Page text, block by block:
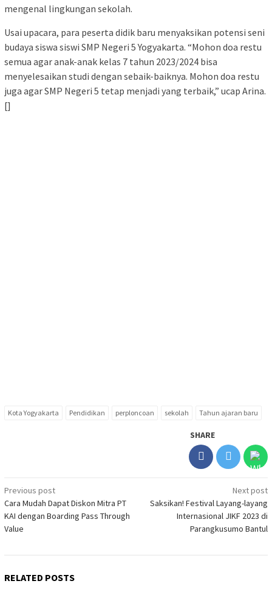
mengenal lingkungan sekolah.
Usai upacara, para peserta didik baru menyaksikan potensi seni
budaya siswa siswi SMP Negeri 5 Yogyakarta. “Mohon doa restu
semua agar anak-anak kelas 7 tahun 2023/2024 bisa
menyelesaikan studi dengan sebaik-baiknya. Mohon doa restu
juga agar SMP Negeri 5 tetap menjadi yang terbaik,” ucap Arina.
[]
Kota Yogyakarta Pendidikan perploncoan sekolah Tahun ajaran baru
SHARE
Post
navigation
Previous post
Cara Mudah Dapat Diskon Mitra PT
KAI dengan Boarding Pass Through
Value
Next post
Saksikan! Festival Layang-layang
Internasional JIKF 2023 di
Parangkusumo Bantul
RELATED POSTS